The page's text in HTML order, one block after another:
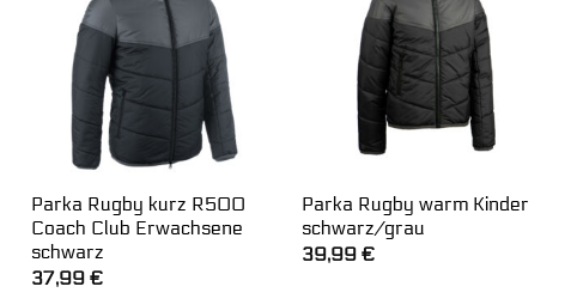
Parka Rugby kurz R500
Coach Club Erwachsene
schwarz
37,99 €
Parka Rugby warm Kinder
schwarz/grau
39,99€